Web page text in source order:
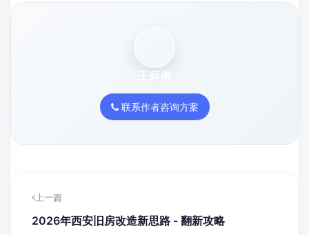
王师傅
联系作者咨询方案
上一篇
2026年西安旧房改造新思路 - 翻新攻略